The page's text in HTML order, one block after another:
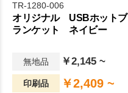
TR-1280-006
オリジナル USBホットブ
ランケット ネイビー
無地品 ￥2,145 ~
印刷品 ￥2,409 ~